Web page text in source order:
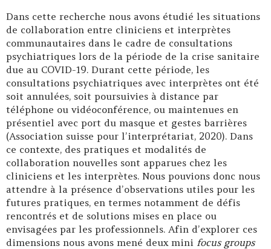
Dans cette recherche nous avons étudié les situations
de collaboration entre cliniciens et interprètes
communautaires dans le cadre de consultations
psychiatriques lors de la période de la crise sanitaire
due au COVID-19. Durant cette période, les
consultations psychiatriques avec interprètes ont été
soit annulées, soit poursuivies à distance par
téléphone ou vidéoconférence, ou maintenues en
présentiel avec port du masque et gestes barrières
(Association suisse pour l’interprétariat, 2020). Dans
ce contexte, des pratiques et modalités de
collaboration nouvelles sont apparues chez les
cliniciens et les interprètes. Nous pouvions donc nous
attendre à la présence d’observations utiles pour les
futures pratiques, en termes notamment de défis
rencontrés et de solutions mises en place ou
envisagées par les professionnels. Afin d’explorer ces
dimensions nous avons mené deux mini focus groups